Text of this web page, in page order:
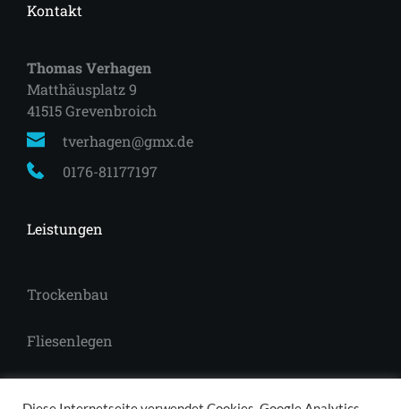
Kontakt
Thomas Verhagen
Matthäusplatz 9
41515 Grevenbroich
tverhagen@gmx.de
0176-81177197
Leistungen
Trockenbau
Fliesenlegen